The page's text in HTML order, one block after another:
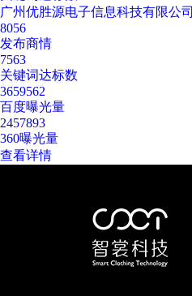
广州优胜源电子信息科技有限公司
8056
发布商情
7563
关键词达标数
3659562
百度曝光量
2457893
360曝光量
查看详情